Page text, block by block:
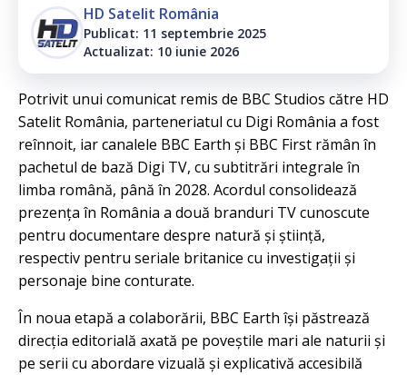
HD Satelit România
Publicat: 11 septembrie 2025
Actualizat: 10 iunie 2026
Potrivit unui comunicat remis de BBC Studios către HD
Satelit România, parteneriatul cu Digi România a fost
reînnoit, iar canalele BBC Earth și BBC First rămân în
pachetul de bază Digi TV, cu subtitrări integrale în
limba română, până în 2028. Acordul consolidează
prezența în România a două branduri TV cunoscute
pentru documentare despre natură și știință,
respectiv pentru seriale britanice cu investigații și
personaje bine conturate.
În noua etapă a colaborării, BBC Earth își păstrează
direcția editorială axată pe poveștile mari ale naturii și
pe serii cu abordare vizuală și explicativă accesibilă